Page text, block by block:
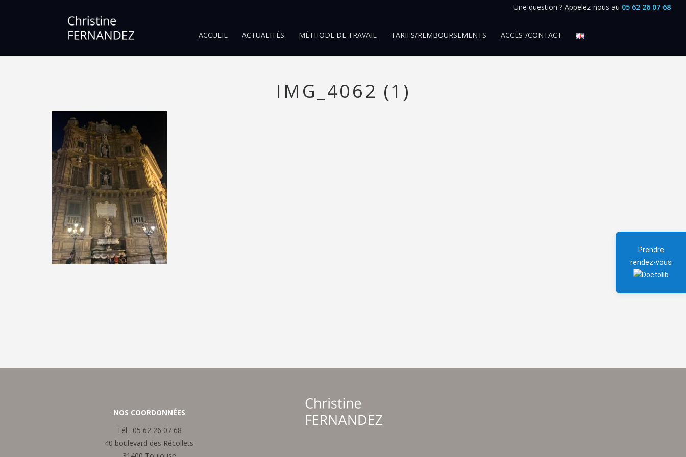
Une question ? Appelez-nous au 05 62 26 07 68
ACCUEIL ACTUALITÉS MÉTHODE DE TRAVAIL TARIFS/REMBOURSEMENTS ACCÈS-/CONTACT
IMG_4062 (1)
NOS COORDONNÉES
Tél : 05 62 26 07 68
40 boulevard des Récollets
Prendre
rendez-vous